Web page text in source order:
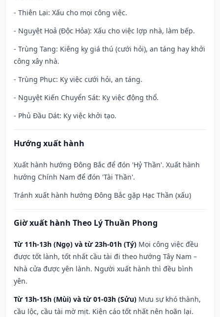
- Thiên Lại: Xấu cho mọi công việc.
- Nguyệt Hoả (Độc Hỏa): Xấu cho việc lợp nhà, làm bếp.
- Trùng Tang: Kiêng kỵ giá thú (cưới hỏi), an táng hay khởi
công xây nhà.
- Trùng Phục: Kỵ việc cưới hỏi, an táng.
- Nguyệt Kiến Chuyển Sát: Kỵ việc động thổ.
- Phủ Đầu Dát: Kỵ việc khởi tạo.
Hướng xuất hành
Xuất hành hướng Đông Bắc để đón 'Hỷ Thần'. Xuất hành
hướng Chính Nam để đón 'Tài Thần'.
Tránh xuất hành hướng Đông Bắc gặp Hạc Thần (xấu)
Giờ xuất hành Theo Lý Thuần Phong
Từ 11h-13h (Ngọ) và từ 23h-01h (Tý) Mọi công việc đều
được tốt lành, tốt nhất cầu tài đi theo hướng Tây Nam –
Nhà cửa được yên lành. Người xuất hành thì đều bình
yên.
Từ 13h-15h (Mùi) và từ 01-03h (Sửu) Mưu sự khó thành,
cầu lộc, cầu tài mờ mịt. Kiện cáo tốt nhất nên hoãn lại.